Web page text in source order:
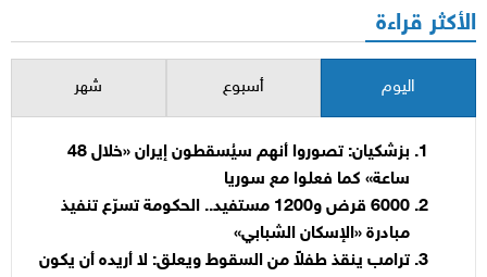
الأكثر قراءة
اليوم أسبوع شهر
بزشكيان: تصوروا أنهم سيُسقطون إيران «خلال 48
ساعة» كما فعلوا مع سوريا
6000 قرض و1200 مستفيد.. الحكومة تسرّع تنفيذ
مبادرة «الإسكان الشبابي»
ترامب ينقذ طفلاً من السقوط ويعلق: لا أريده أن يكون